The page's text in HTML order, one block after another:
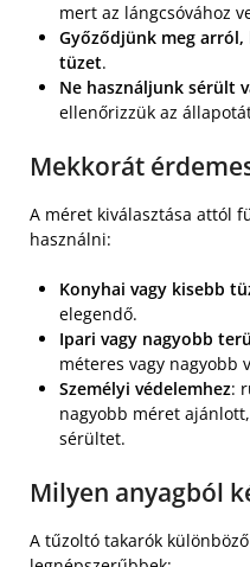
mert az lángcsóvához
Győződjünk meg
tüzet.
Ne használjunk sérült
ellenőrizzük az
Mekkorát
A méret kiválasztása attól
használni:
Konyhai vagy kisebb
elegendő.
Ipari vagy nagyobb
méteres vagy nagyobb
Személyi védelemhez:
nagyobb méret
sérültet.
Milyen anyagból
A tűzoltó takarók